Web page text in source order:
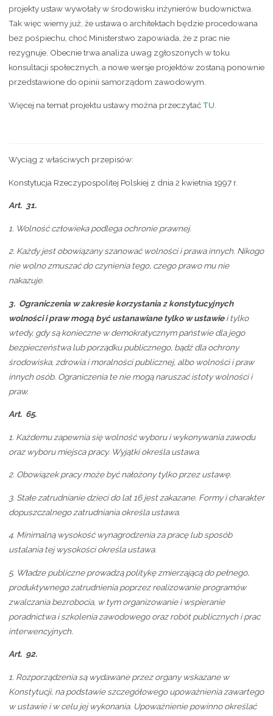
projekty ustawwywołały w środowisku inżynierów budownictwa.
Tak więc wiemy już, że ustawa o architektach będzie procedowana
bez pośpiechu, choć Ministerstwo zapowiada, że z prac nie
rezygnuje. Obecnie trwa analiza uwag zgłoszonych w toku
konsultacji społecznych, a nowe wersje projektów zostaną ponownie
przedstawione do opinii samorządom zawodowym.
Więcej na temat projektu ustawy można przeczytaćTU
Wyciąg z właściwych przepisów:
Konstytucja Rzeczypospolitej Polskiej z dnia 2 kwietnia 1997 r.
Art. 31.
1. Wolność człowieka podlega ochronie prawnej.
2. Każdy jest obowiązany szanować wolności i prawa innych. Nikogo
nie wolno zmuszać do czynienia tego, czego prawo mu nie
nakazuje.
3. Ograniczenia w zakresie korzystania z konstytucyjnych
wolności i praw mogą być ustanawiane tylko w ustawiei tylko
wtedy, gdy są konieczne w demokratycznym państwie dla jego
bezpieczeństwa lub porządku publicznego, bądź dla ochrony
środowiska, zdrowia i moralności publicznej, albo wolności i praw
innych osób. Ograniczenia te nie mogą naruszać istoty wolności i
praw.
Art. 65.
1. Każdemu zapewnia się wolność wyboru i wykonywania zawodu
oraz wyboru miejsca pracy. Wyjątki określa ustawa.
2. Obowiązek pracy może być nałożony tylko przez ustawę.
3. Stałe zatrudnianie dzieci do lat 16 jest zakazane. Formy i charakter
dopuszczalnego zatrudniania określa ustawa.
4. Minimalną wysokość wynagrodzenia za pracę lub sposób
ustalania tej wysokości określa ustawa.
5. Władze publiczne prowadzą politykę zmierzającą do pełnego,
produktywnego zatrudnienia poprzez realizowanie programów
zwalczania bezrobocia, w tym organizowanie i wspieranie
poradnictwa i szkolenia zawodowego oraz robót publicznych i prac
interwencyjnych.
Art. 92.
1. Rozporządzenia są wydawane przez organy wskazane w
Konstytucji, na podstawie szczegółowego upoważnienia zawartego
w ustawie i w celu jej wykonania. Upoważnienie powinno określać